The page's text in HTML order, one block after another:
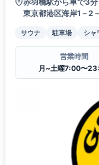
赤羽橋駅から車で3分
東京都港区海岸1－2
サウナ 駐車場 シャ
営業時間
月~土曜7:00〜